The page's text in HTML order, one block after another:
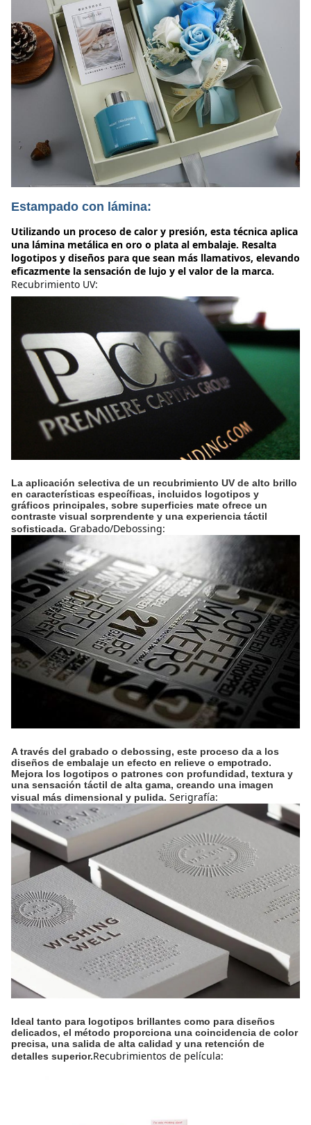
Estampado con lámina:
Utilizando un proceso de calor y presión, esta técnica aplica
una lámina metálica en oro o plata al embalaje. Resalta
logotipos y diseños para que sean más llamativos, elevando
eficazmente la sensación de lujo y el valor de la marca.
Recubrimiento UV:
La aplicación selectiva de un recubrimiento UV de alto brillo
en características específicas, incluidos logotipos y
gráficos principales, sobre superficies mate ofrece un
contraste visual sorprendente y una experiencia táctil
sofisticada. Grabado/Debossing:
A través del grabado o debossing, este proceso da a los
diseños de embalaje un efecto en relieve o empotrado.
Mejora los logotipos o patrones con profundidad, textura y
una sensación táctil de alta gama, creando una imagen
visual más dimensional y pulida. Serigrafía:
Ideal tanto para logotipos brillantes como para diseños
delicados, el método proporciona una coincidencia de color
precisa, una salida de alta calidad y una retención de
detalles superior.Recubrimientos de película: